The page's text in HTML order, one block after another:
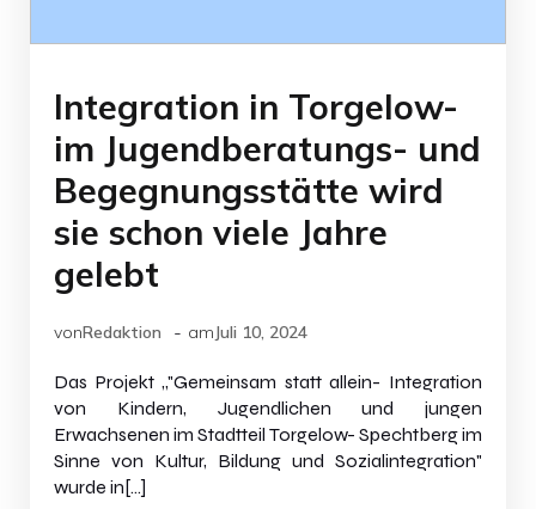
Integration in Torgelow-
im Jugendberatungs- und
Begegnungsstätte wird
sie schon viele Jahre
gelebt
vonRedaktion - amJuli 10, 2024
Das Projekt „"Gemeinsam statt allein- Integration
von Kindern, Jugendlichen und jungen
Erwachsenen im Stadtteil Torgelow- Spechtberg im
Sinne von Kultur, Bildung und Sozialintegration"
wurde in[…]